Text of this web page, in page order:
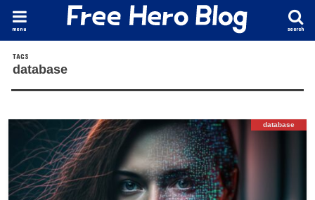
search
menu
database
database